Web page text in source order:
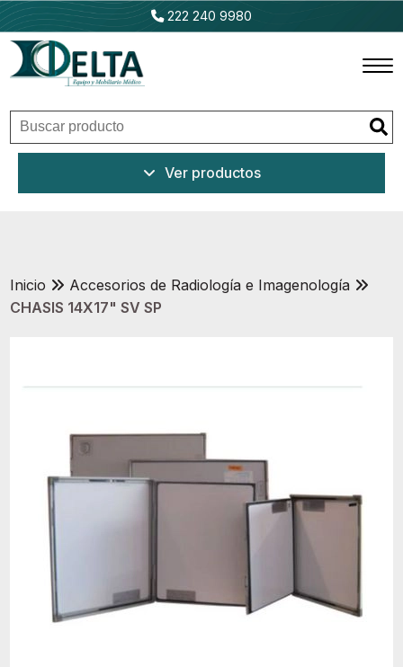
222 240 9980
Inicio
Outlet
Ver productos
Inicio
Accesorios de Radiología e Imagenología
CHASIS 14X17" SV SP